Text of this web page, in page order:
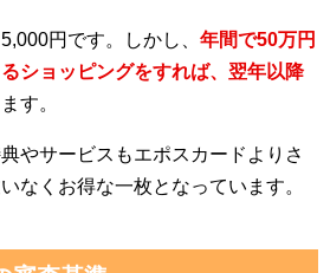
円です。しかし、 年間で50万円
ショッピングをすれば、翌年以降
す。
やサービスもエポスカードよりさ
なくお得な一枚となっています。